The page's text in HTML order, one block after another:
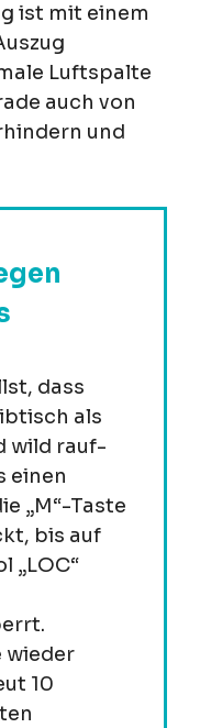
ist mit einem
Luftspalte
auch von
und
dass
als
wild rauf-
einen
„M“-Taste
bis auf
„LOC“
wieder
10